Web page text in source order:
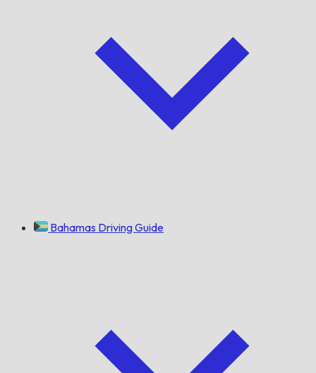
Bahamas Driving Guide